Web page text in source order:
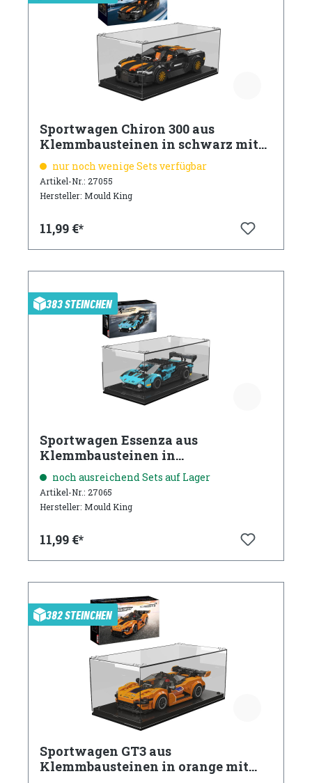
Sportwagen Chiron 300 aus
Klemmbausteinen in schwarz mit
Acryl Vitrine
nur noch wenige Sets verfügbar
Artikel-Nr.: 27055
Hersteller: Mould King
11,99 €*
383 STEINCHEN
Sportwagen Essenza aus
Klemmbausteinen in
türkis/schwarz mit Acryl Vitrine
noch ausreichend Sets auf Lager
Artikel-Nr.: 27065
Hersteller: Mould King
11,99 €*
382 STEINCHEN
Sportwagen GT3 aus
Klemmbausteinen in orange mit